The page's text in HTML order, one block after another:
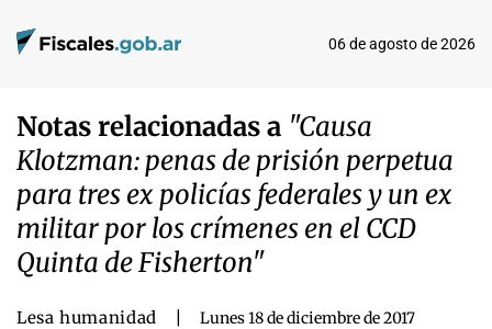
06 de agosto de 2026
Notas relacionadas a "Causa
Klotzman: penas de prisión perpetua
para tres ex policías federales y un ex
militar por los crímenes en el CCD
Quinta de Fisherton"
Lesa humanidad Lunes 18 de diciembre de 2017